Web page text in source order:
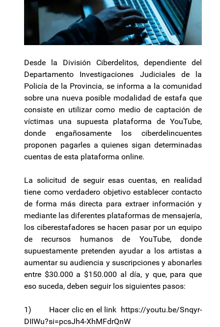
Desde la División Ciberdelitos, dependiente del
Departamento Investigaciones Judiciales de la
Policía de la Provincia, se informa a la comunidad
sobre una nueva posible modalidad de estafa que
consiste en utilizar como medio de captación de
víctimas una supuesta plataforma de YouTube,
donde engañosamente los ciberdelincuentes
proponen pagarles a quienes sigan determinadas
cuentas de esta plataforma online.
La solicitud de seguir esas cuentas, en realidad
tiene como verdadero objetivo establecer contacto
de forma más directa para extraer información y
mediante las diferentes plataformas de mensajería,
los ciberestafadores se hacen pasar por un equipo
de recursos humanos de YouTube, donde
supuestamente pretenden ayudar a los artistas a
aumentar su audiencia y suscripciones y abonarles
entre $30.000 a $150.000 al día, y que, para que
eso suceda, deben seguir los siguientes pasos:
1) Hacer clic en el link https://youtu.be/Snqyr-
DIIWu?si=pcsJh4-XhMFdrQnW